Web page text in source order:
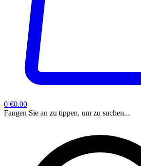
0 €0.00
Fangen Sie an zu tippen, um zu suchen...